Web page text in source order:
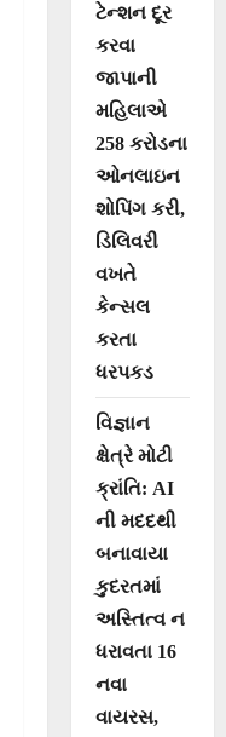
ટેન્શન દૂર
કરવા
જાપાની
મહિલાએ
258 કરોડના
ઓનલાઇન
શોપિંગ કરી,
ડિલિવરી
વખતે
કેન્સલ
કરતા
ધરપકડ
વિજ્ઞાન
ક્ષેત્રે મોટી
ક્રાંતિ: AI
ની મદદથી
બનાવાયા
કુદરતમાં
અસ્તિત્વ ન
ધરાવતા 16
નવા
વાયરસ,